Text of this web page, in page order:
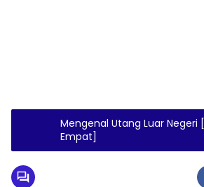
Mengenal Utang Luar Negeri
Empat]